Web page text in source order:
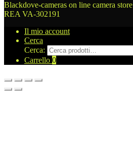
Blackdove-cameras on line camera store
REA VA-302191
Il mio account
Cerca
Cerca:
Carrello 0